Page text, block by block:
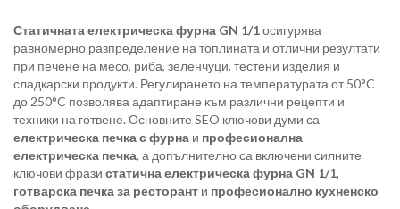
Статичната електрическа фурна GN 1/1осигурява
равномерно разпределение на топлината и отлични резултати
при печене на месо, риба, зеленчуци, тестени изделия и
сладкарски продукти. Регулирането на температурата от 50°C
до 250°C позволява адаптиране към различни рецепти и
техники на готвене. Основните SEO ключови думи са
електрическа печка с фурна и професионална
електрическа печка, а допълнително са включени силните
ключови фрази статична електрическа фурна GN 1/1,
готварска печка за ресторант и професионално кухненско